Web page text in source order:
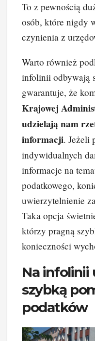
To z pewnością
osób, które nigdy
czynienia z
Warto również
infolinii odbywają
gwarantuje, że
Krajowej
udzielają nam
informacji. Jeżeli
indywidualnych
informacje na
podatkowego,
uwierzytelnienie
Taka opcja
którzy pragną
konieczności
Na infolinii
szybką
podatków